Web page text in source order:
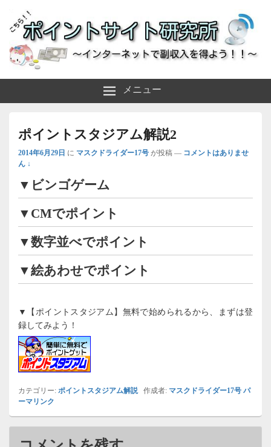
ポイントサイト研究所
メニュー
ポイントスタジアム解説2
2014年6月29日 に マスクドライダー17号 が投稿 — コメントはありませ
ん ↓
▼ビンゴゲーム
▼CMでポイント
▼数字並べでポイント
▼絵あわせでポイント
▼【ポイントスタジアム】無料で始められるから、まずは登
録してみよう！
カテゴリー: ポイントスタジアム解説作成者: マスクドライダー17号 パ
ーマリンク